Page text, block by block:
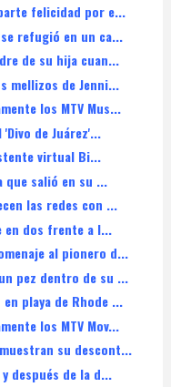
felicidad por e...
refugió en un ca...
de su hija cuan...
mellizos de Jenni...
los MTV Mus...
de Juárez'...
virtual Bi...
que salió en su ...
las redes con ...
en dos frente a l...
al pionero d...
pez dentro de su ...
playa de Rhode ...
los MTV Mov...
su descont...
después de la d...